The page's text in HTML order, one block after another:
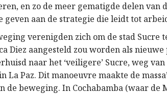
en zo de meer gematigde delen van
geven aan de strategie die leidt tot
verenigden zich om de stad Sucre
Diez aangesteld zou worden als
naar het ‘veiligere’ Sucre, weg
La Paz. Dit manoeuvre maakte de
de beweging. In Cochabamba (waar de